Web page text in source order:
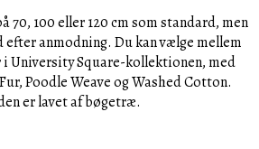
70, 100 eller 120 cm som standard, men
anmodning. Du kan vælge mellem
University Square-kollektionen, med
Poodle Weave og Washed Cotton.
er lavet af bøgetræ.